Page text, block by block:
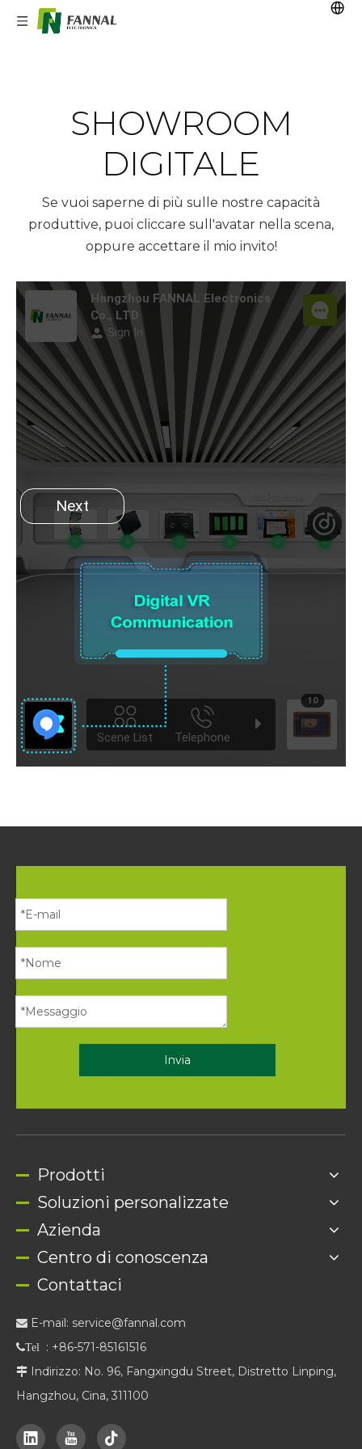
SHOWROOM
DIGITALE
Se vuoi saperne di più sulle nostre capacità
produttive, puoi cliccare sull'avatar nella scena,
oppure accettare il mio invito!
Invia
Prodotti
Soluzioni personalizzate
Azienda
Centro di conoscenza
Contattaci
 E-mail: service@fannal.com
Tel : +86-571-85161516
 Indirizzo: No. 96, Fangxingdu Street, Distretto Linping,
Hangzhou, Cina, 311100